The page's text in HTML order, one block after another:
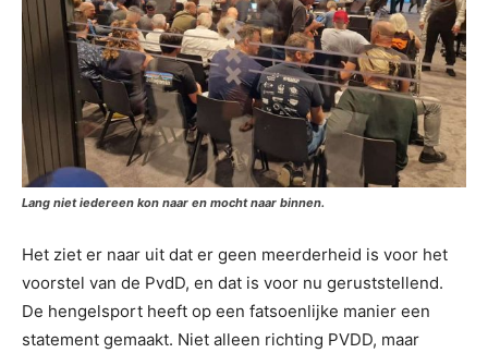
Lang niet iedereen kon naar en mocht naar binnen.
Het ziet er naar uit dat er geen meerderheid is voor het
voorstel van de PvdD, en dat is voor nu geruststellend.
De hengelsport heeft op een fatsoenlijke manier een
statement gemaakt. Niet alleen richting PVDD, maar